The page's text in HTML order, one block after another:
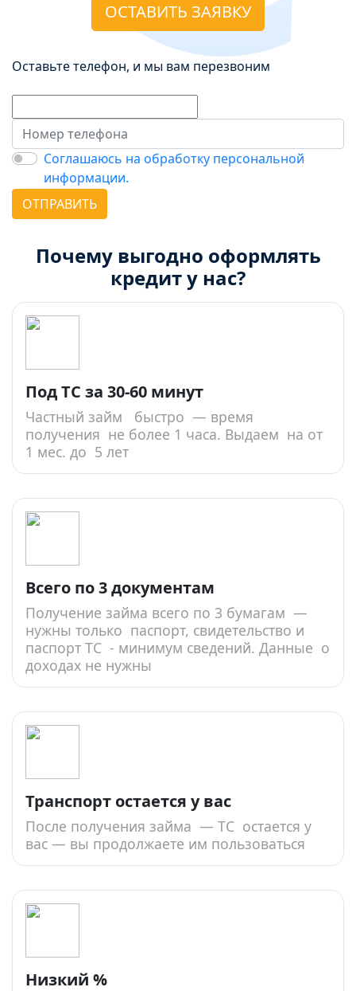
ОСТАВИТЬ ЗАЯВКУ
Оставьте телефон, и мы вам перезвоним
Соглашаюсь на обработку персональной
информации.
ОТПРАВИТЬ
Почему выгодно оформлять
кредит у нас?
Под ТС за 30-60 минут
Частный займ быстро — время
получения не более 1 часа. Выдаем на от
1 мес. до 5 лет
Всего по 3 документам
Получение займа всего по 3 бумагам —
нужны только паспорт, свидетельство и
паспорт ТС - минимум сведений. Данные о
доходах не нужны
Транспорт остается у вас
После получения займа — ТС остается у
вас — вы продолжаете им пользоваться
Низкий %